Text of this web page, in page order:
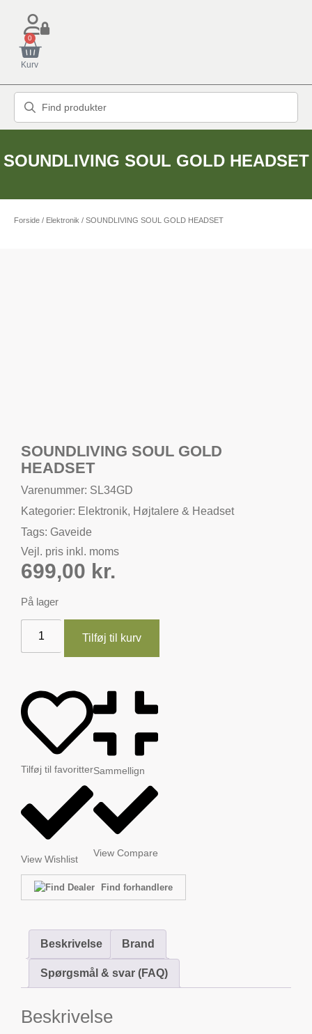
0
Kurv
SOUNDLIVING SOUL GOLD HEADSET
Forside / Elektronik / SOUNDLIVING SOUL GOLD HEADSET
SOUNDLIVING SOUL GOLD
HEADSET
Varenummer: SL34GD
Kategorier: Elektronik, Højtalere & Headset
Tags: Gaveide
Vejl. pris inkl. moms
699,00 kr.
På lager
Tilføj til kurv
Tilføj til favoritter
View Wishlist
Sammellign
View Compare
Find forhandlere
Beskrivelse Brand
Spørgsmål & svar (FAQ)
Beskrivelse